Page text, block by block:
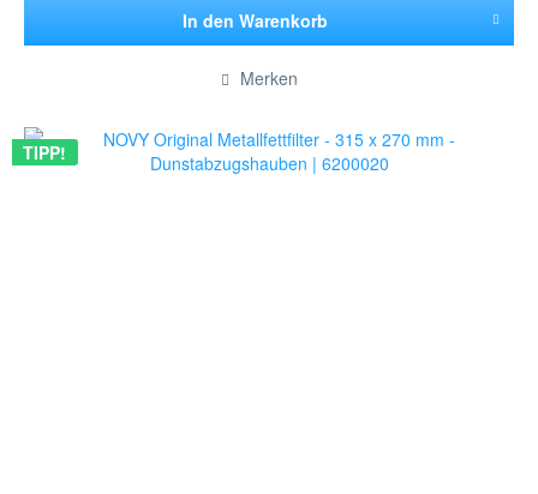
In den Warenkorb
Merken
TIPP!